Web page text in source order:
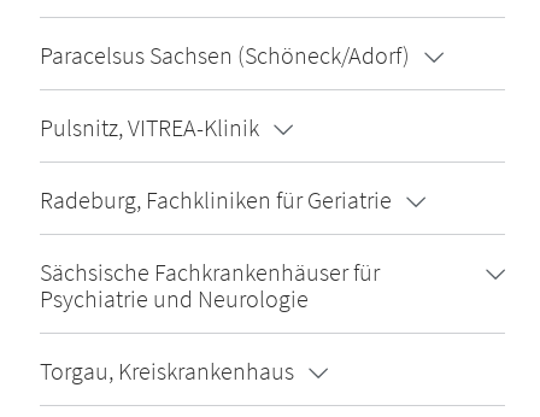
Paracelsus Sachsen (Schöneck/Adorf)
Pulsnitz, VITREA-Klinik
Radeburg, Fachkliniken für Geriatrie
Sächsische Fachkrankenhäuser für
Psychiatrie und Neurologie
Torgau, Kreiskrankenhaus